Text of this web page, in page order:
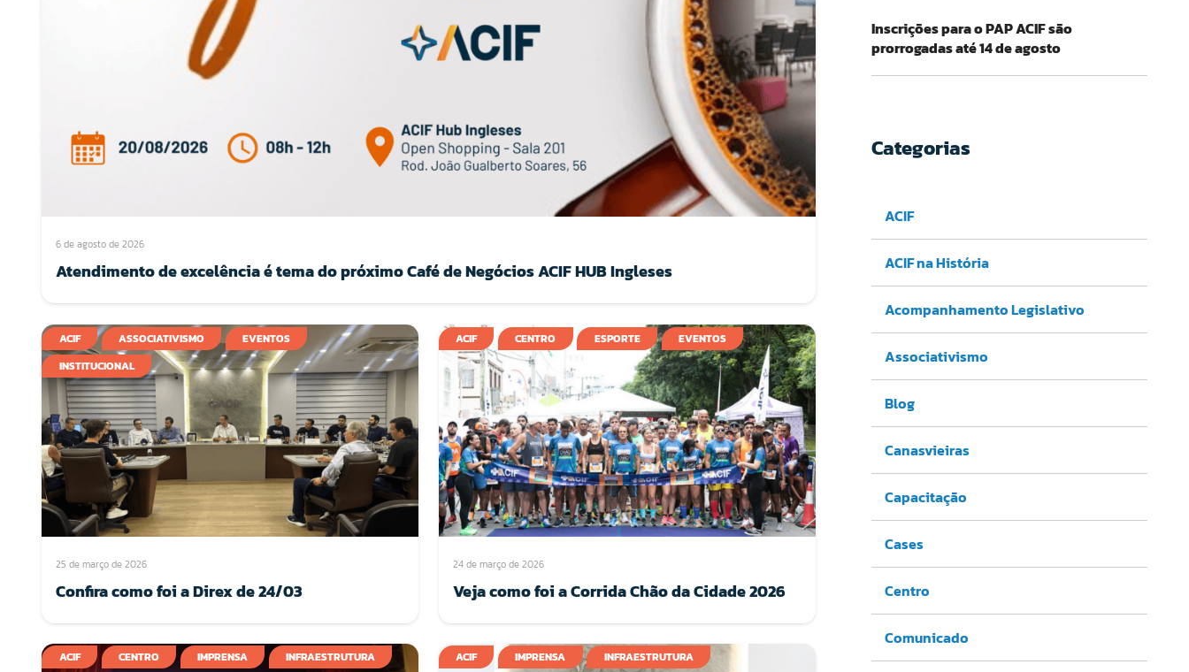
6 de agosto de 2026
Atendimento de excelência é tema do próximo Café de Negócios ACIF HUB Ingleses
ACIF ASSOCIATIVISMO
EVENTOS
INSTITUCIONAL
25 de março de 2026
Confira como foi a Direx de 24/03
ACIF CENTRO ESPORTE EVENTOS
24 de março de 2026
Veja como foi a Corrida Chão da Cidade 2026
ACIF CENTRO IMPRENSA INFRAESTRUTURA ACIF IMPRENSA INFRAESTRUTURA
Inscrições para o PAP ACIF são
prorrogadas até 14 de agosto
Categorias
ACIF
ACIF na História
Acompanhamento Legislativo
Associativismo
Blog
Canasvieiras
Capacitação
Cases
Centro
Comunicado